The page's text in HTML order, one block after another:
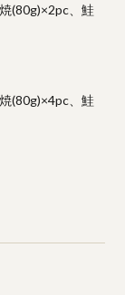
(80g)×2pc、鮭
(80g)×4pc、鮭